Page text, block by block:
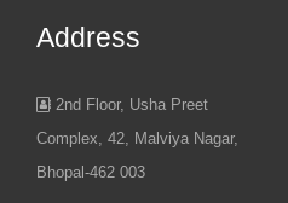
Address
2nd Floor, Usha Preet
Complex, 42, Malviya Nagar,
Bhopal-462 003